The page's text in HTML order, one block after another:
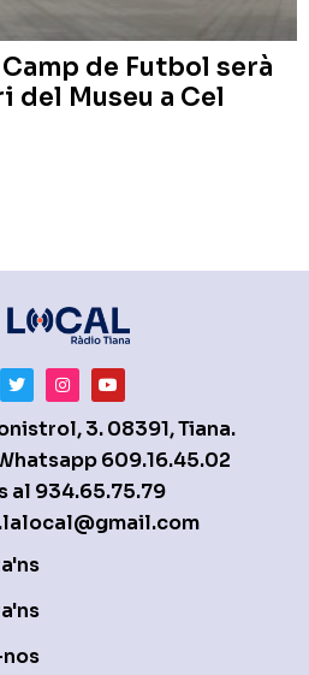
de Futbol serà
del Museu a Cel
3. 08391, Tiana.
609.16.45.02
al 934.65.75.79